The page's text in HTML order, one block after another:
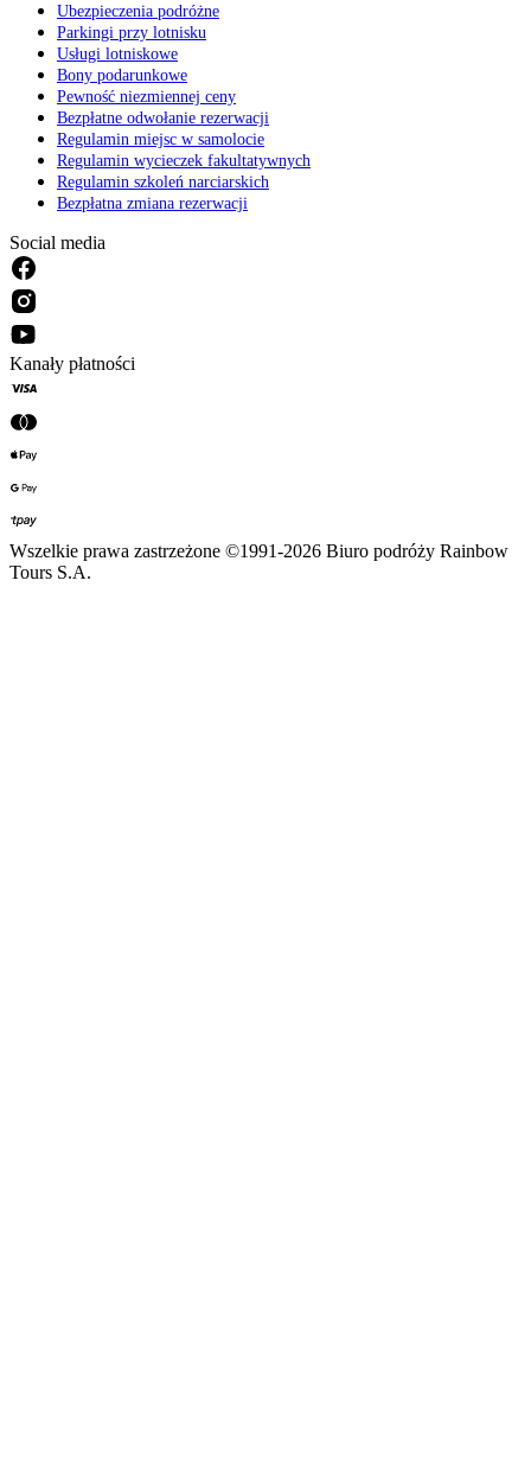
Ubezpieczenia podróżne
Parkingi przy lotnisku
Usługi lotniskowe
Bony podarunkowe
Pewność niezmiennej ceny
Bezpłatne odwołanie rezerwacji
Regulamin miejsc w samolocie
Regulamin wycieczek fakultatywnych
Regulamin szkoleń narciarskich
Bezpłatna zmiana rezerwacji
Social media
Kanały płatności
Wszelkie prawa zastrzeżone ©1991-2026 Biuro podróży Rainbow
Tours S.A.